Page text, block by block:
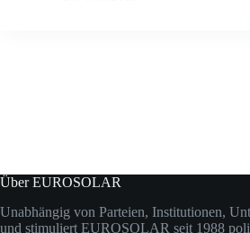
Über EUROSOLAR
Unabhängig von Parteien, Institutionen,
und stimuliert EUROSOLAR seit 1988